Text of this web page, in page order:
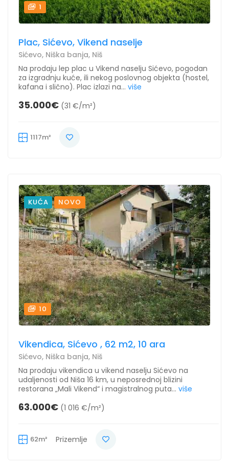
1
Plac, Sićevo, Vikend naselje
Sićevo, Niška banja, Niš
Na prodaju lep plac u Vikend naselju Sićevo, pogodan
za izgradnju kuće, ili nekog poslovnog objekta (hostel,
kafana i slično). Plac izlazi na... više
35.000€ (31 €/m²)
1117m²
KUĆA NOVO
10
Vikendica, Sićevo , 62 m2, 10 ara
Sićevo, Niška banja, Niš
Na prodaju vikendica u vikend naselju Sićevo na
udaljenosti od Niša 16 km, u neposrednoj blizini
restorana „Mali Vikend“ i magistralnog puta... više
63.000€ (1 016 €/m²)
62m² Prizemlje